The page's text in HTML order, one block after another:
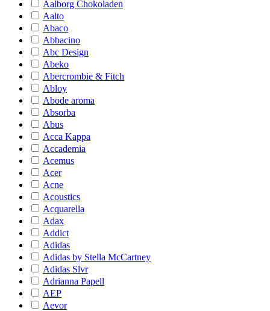
Aalborg Chokoladen
Aalto
Abaco
Abbacino
Abc Design
Abeko
Abercrombie & Fitch
Abloy
Abode aroma
Absorba
Abus
Acca Kappa
Accademia
Acemus
Acer
Acne
Acoustics
Acquarella
Adax
Addict
Adidas
Adidas by Stella McCartney
Adidas Slvr
Adrianna Papell
AEP
Aevor